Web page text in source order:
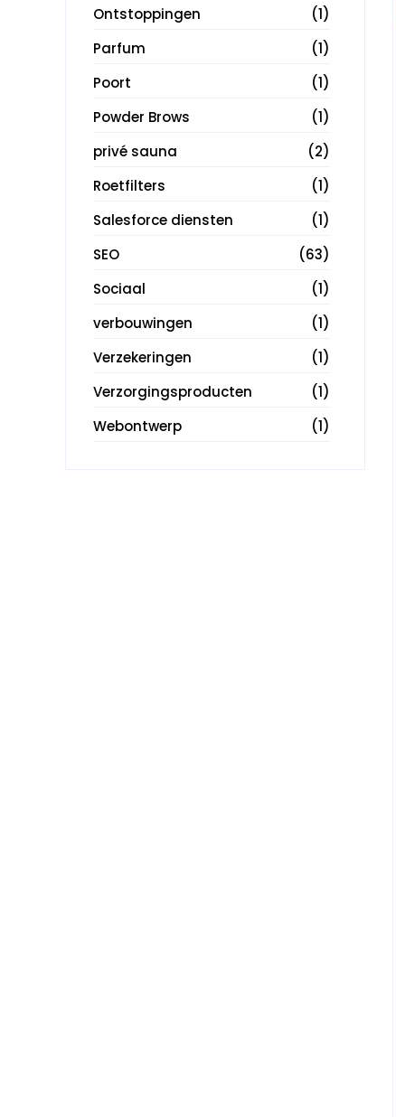
Ontstoppingen
(1)
Parfum
(1)
Poort
(1)
Powder Brows
(1)
privé sauna
(2)
Roetfilters
(1)
Salesforce diensten
(1)
SEO
(63)
Sociaal
(1)
verbouwingen
(1)
Verzekeringen
(1)
Verzorgingsproducten
(1)
Webontwerp
(1)